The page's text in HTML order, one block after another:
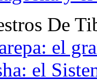
De
el
el